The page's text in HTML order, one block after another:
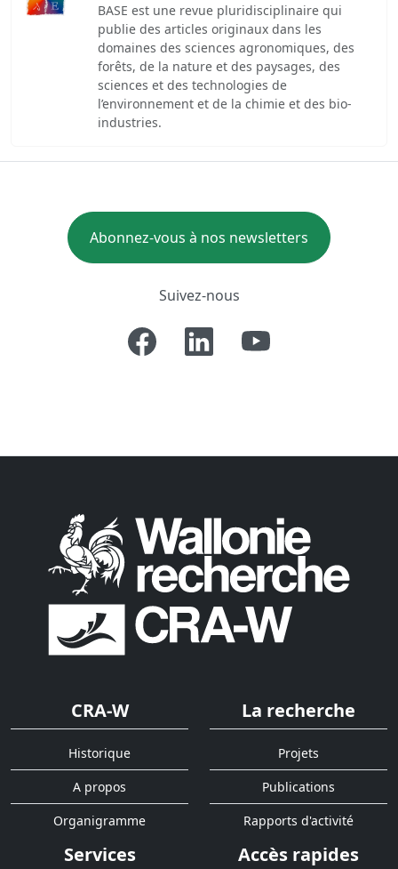
BASE est une revue pluridisciplinaire qui
publie des articles originaux dans les
domaines des sciences agronomiques, des
forêts, de la nature et des paysages, des
sciences et des technologies de
l’environnement et de la chimie et des bio-
industries.
Abonnez-vous à nos newsletters
Suivez-nous
CRA-W
Historique
A propos
Organigramme
La recherche
Projets
Publications
Rapports d'activité
Services Accès rapides